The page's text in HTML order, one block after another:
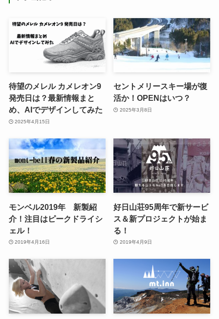
待望のメレル カメレオン9
発売日は？最新情報まと
め、AIでデザインしてみた
2025年4月15日
セントメリースキー場が復
活か！OPENはいつ？
2025年3月8日
モンベル2019年 新製紹
介！注目はピークドライシ
ェル！
2019年4月16日
好日山荘95周年で新サービ
ス＆新プロジェクトが始ま
る！
2019年4月9日